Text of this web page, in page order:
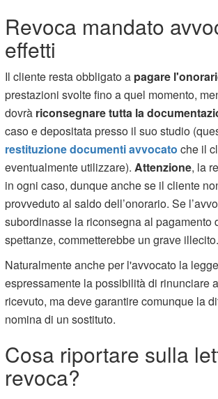
Revoca mandato
effetti
Il cliente resta obbligato a pagare
prestazioni svolte fino a quel momento,
dovrà riconsegnare tutta la
caso e depositata presso il suo studio
restituzione documenti avvocato che il
eventualmente utilizzare). Attenzione, la
in ogni caso, dunque anche se il cliente
provveduto al saldo dell’onorario. Se
subordinasse la riconsegna al pagamento
spettanze, commetterebbe un grave illecito.
Naturalmente anche per l'avvocato la
espressamente la possibilità di rinunciare
ricevuto, ma deve garantire comunque la
nomina di un sostituto.
Cosa riportare sulla
revoca?